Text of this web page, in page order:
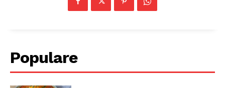
Populare